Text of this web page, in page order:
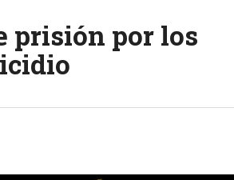
prisión por los